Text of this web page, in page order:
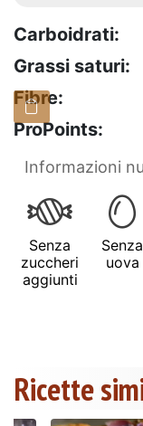
Carboidrati:
Grassi saturi:
Fibre:
ProPoints:
Informazioni
Senza
zuccheri
aggiunti
Senza
uova
Ricette